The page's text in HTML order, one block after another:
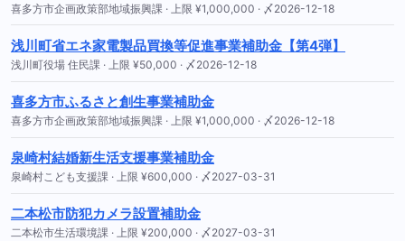
喜多方市企画政策部地域振興課 · 上限 ¥1,000,000 · 〆2026-12-18
浅川町省エネ家電製品買換等促進事業補助金【第4弾】
浅川町役場 住民課 · 上限 ¥50,000 · 〆2026-12-18
喜多方市ふるさと創生事業補助金
喜多方市企画政策部地域振興課 · 上限 ¥1,000,000 · 〆2026-12-18
泉崎村結婚新生活支援事業補助金
泉崎村こども支援課 · 上限 ¥600,000 · 〆2027-03-31
二本松市防犯カメラ設置補助金
二本松市生活環境課 · 上限 ¥200,000 · 〆2027-03-31